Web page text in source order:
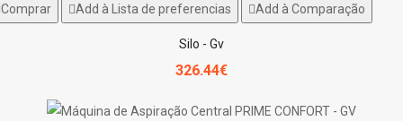
Comprar Add à Lista de preferencias Add à Comparação
Silo - Gv
326.44€